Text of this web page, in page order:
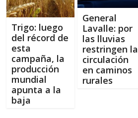
Trigo: luego
del récord de
esta
campaña, la
producción
mundial
apunta a la
baja
General
Lavalle: por
las lluvias
restringen la
circulación
en caminos
rurales